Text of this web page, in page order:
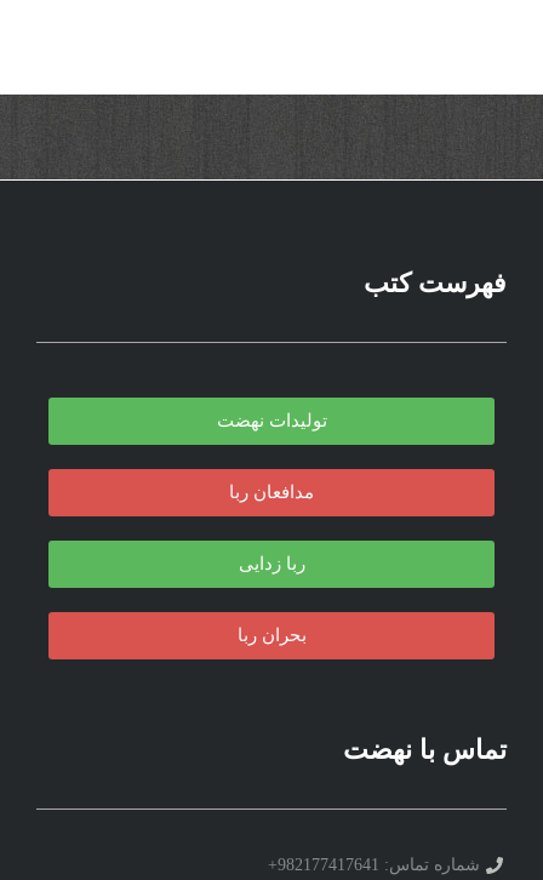
فهرست کتب
تولیدات نهضت
مدافعان ربا
ربا زدایی
بحران ربا
تماس با نهضت
شماره تماس: 982177417641+